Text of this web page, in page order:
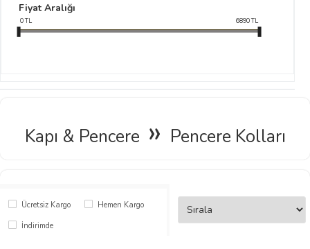
Fiyat Aralığı
0TL 6890TL
Kapı & Pencere » Pencere Kolları
Ücretsiz Kargo
Hemen Kargo
İndirimde